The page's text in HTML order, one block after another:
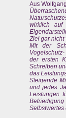
Aus
wirklich auf
Ziel gar nicht
Mit der
der ersten
Schreiben
das
Steigende
und jedes
Leistungen
Selbstwertes